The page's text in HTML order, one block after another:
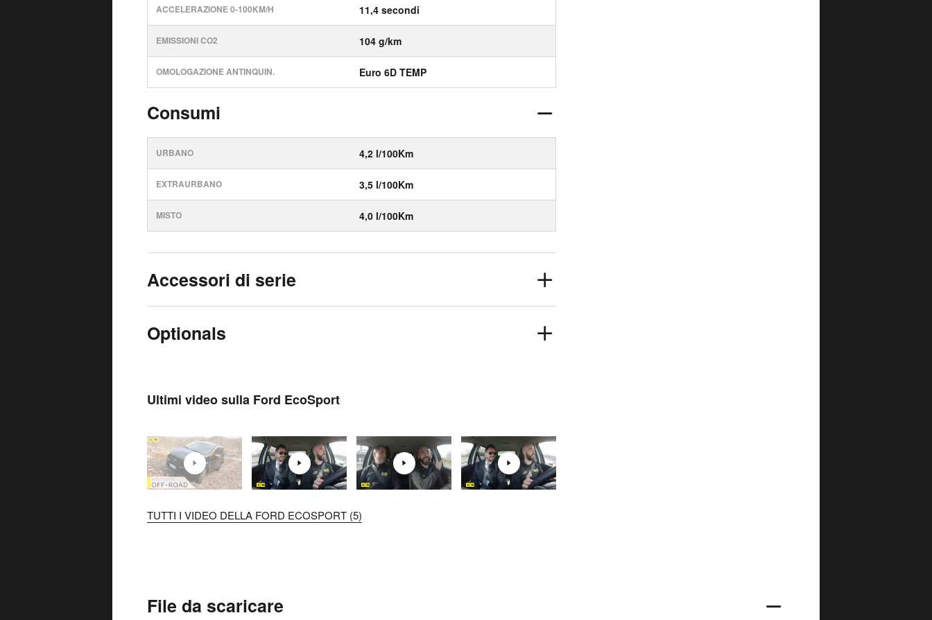
ACCELERAZIONE 0-100KM/H 11,4 secondi
EMISSIONI CO2 104 g/km
OMOLOGAZIONE ANTINQUIN. Euro 6D TEMP
Consumi
URBANO 4,2 l/100Km
EXTRAURBANO 3,5 l/100Km
MISTO 4,0 l/100Km
Accessori di serie
Optionals
Ultimi video sulla Ford EcoSport
TUTTI I VIDEO DELLA FORD ECOSPORT (5)
File da scaricare